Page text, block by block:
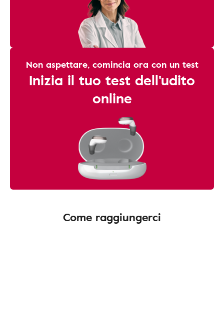
Non aspettare, comincia ora con un test
Inizia il tuo test dell'udito
online
Come raggiungerci